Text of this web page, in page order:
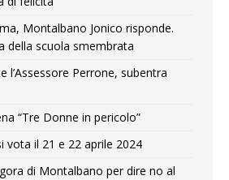
Montalbano Jonico risponde.
della scuola smembrata
l’Assessore Perrone, subentra
“Tre Donne in pericolo”
vota il 21 e 22 aprile 2024
di Montalbano per dire no al